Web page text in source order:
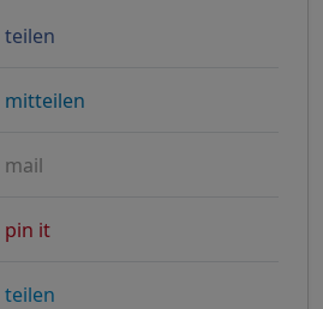
teilen
mitteilen
mail
pin it
teilen